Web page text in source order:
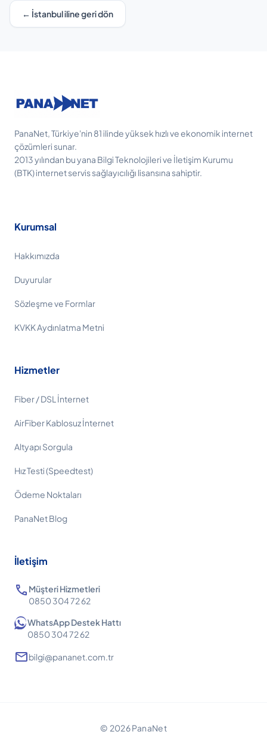
← İstanbul iline geri dön
PanaNet, Türkiye'nin 81 ilinde yüksek hızlı ve ekonomik internet
çözümleri sunar.
2013 yılından bu yana Bilgi Teknolojileri ve İletişim Kurumu
(BTK) internet servis sağlayıcılığı lisansına sahiptir.
Kurumsal
Hakkımızda
Duyurular
Sözleşme ve Formlar
KVKK Aydınlatma Metni
Hizmetler
Fiber / DSL İnternet
AirFiber Kablosuz İnternet
Altyapı Sorgula
Hız Testi (Speedtest)
Ödeme Noktaları
PanaNet Blog
İletişim
call Müşteri Hizmetleri
0850 304 72 62
WhatsApp Destek Hattı
0850 304 72 62
mailbilgi@pananet.com.tr
© 2026 PanaNet